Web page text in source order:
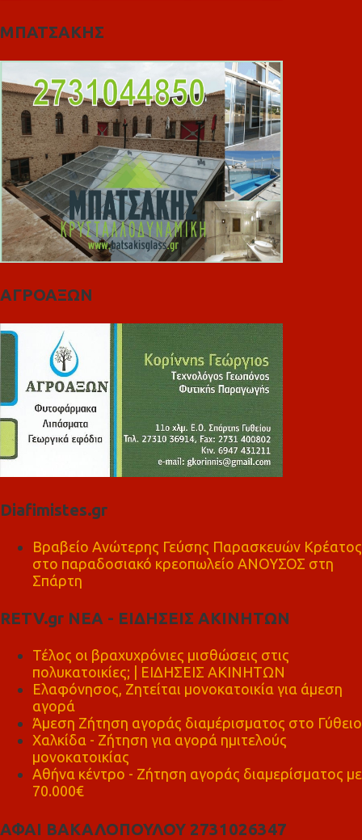
ΜΠΑΤΣΑΚΗΣ
ΑΓΡΟΑΞΩΝ
Diafimistes.gr
Βραβείο Ανώτερης Γεύσης Παρασκευών Κρέατος
στο παραδοσιακό κρεοπωλείο ΑΝΟΥΣΟΣ στη
Σπάρτη
RETV.gr ΝΕΑ - ΕΙΔΗΣΕΙΣ ΑΚΙΝΗΤΩΝ
Τέλος οι βραχυχρόνιες μισθώσεις στις
πολυκατοικίες; | ΕΙΔΗΣΕΙΣ ΑΚΙΝΗΤΩΝ
Ελαφόνησος, Ζητείται μονοκατοικία για άμεση
αγορά
Άμεση Ζήτηση αγοράς διαμέρισματος στο Γύθειο
Χαλκίδα - Ζήτηση για αγορά ημιτελούς
μονοκατοικίας
Αθήνα κέντρο - Ζήτηση αγοράς διαμερίσματος με
70.000€
ΑΦΑΙ ΒΑΚΑΛΟΠΟΥΛΟΥ 2731026347